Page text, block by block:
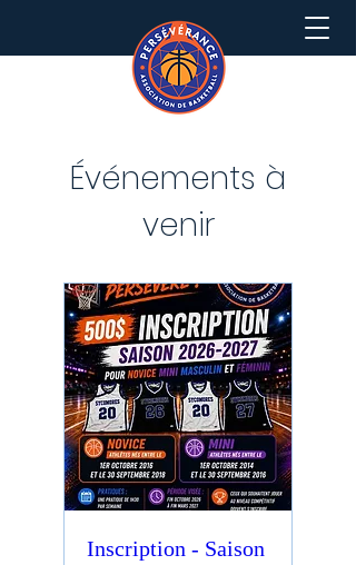
Événements à
venir
Inscription - Saison